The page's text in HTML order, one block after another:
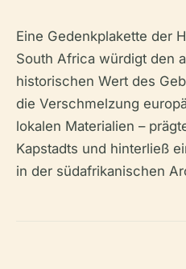
Eine Gedenkplakette der
South Africa würdigt den
historischen Wert des
die Verschmelzung
lokalen Materialien –
Kapstadts und hinterließ
in der südafrikanischen